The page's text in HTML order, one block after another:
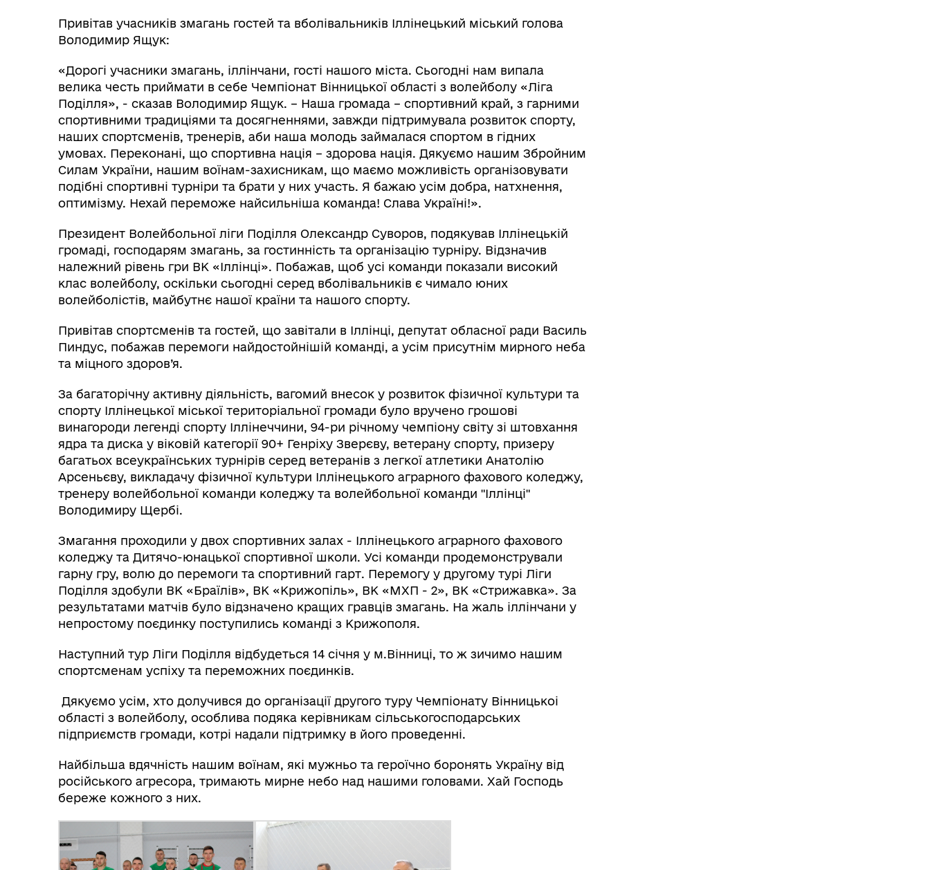
Привітав учасників змагань гостей та вболівальників Іллінецький міський голова
Володимир Ящук:
«Дорогі учасники змагань, іллінчани, гості нашого міста. Сьогодні нам випала
велика честь приймати в себе Чемпіонат Вінницької області з волейболу «Ліга
Поділля», - сказав Володимир Ящук. – Наша громада – спортивний край, з гарними
спортивними традиціями та досягненнями, завжди підтримувала розвиток спорту,
наших спортсменів, тренерів, аби наша молодь займалася спортом в гідних
умовах. Переконані, що спортивна нація – здорова нація. Дякуємо нашим Збройним
Силам України, нашим воїнам-захисникам, що маємо можливість організовувати
подібні спортивні турніри та брати у них участь. Я бажаю усім добра, натхнення,
оптимізму. Нехай переможе найсильніша команда! Слава Україні!».
Президент Волейбольної ліги Поділля Олександр Суворов, подякував Іллінецькій
громаді, господарям змагань, за гостинність та організацію турніру. Відзначив
належний рівень гри ВК «Іллінці». Побажав, щоб усі команди показали високий
клас волейболу, оскільки сьогодні серед вболівальників є чимало юних
волейболістів, майбутнє нашої країни та нашого спорту.
Привітав спортсменів та гостей, що завітали в Іллінці, депутат обласної ради Василь
Пиндус, побажав перемоги найдостойнішій команді, а усім присутнім мирного неба
та міцного здоров’я.
За багаторічну активну діяльність, вагомий внесок у розвиток фізичної культури та
спорту Іллінецької міської територіальної громади було вручено грошові
винагороди легенді спорту Іллінеччини, 94-ри річному чемпіону світу зі штовхання
ядра та диска у віковій категорії 90+ Генріху Зверєву, ветерану спорту, призеру
багатьох всеукраїнських турнірів серед ветеранів з легкої атлетики Анатолію
Арсеньєву, викладачу фізичної культури Іллінецького аграрного фахового коледжу,
тренеру волейбольної команди коледжу та волейбольної команди "Іллінці"
Володимиру Щербі.
Змагання проходили у двох спортивних залах - Іллінецького аграрного фахового
коледжу та Дитячо-юнацької спортивної школи. Усі команди продемонстрували
гарну гру, волю до перемоги та спортивний гарт. Перемогу у другому турі Ліги
Поділля здобули ВК «Браїлів», ВК «Крижопіль», ВК «МХП - 2», ВК «Стрижавка». За
результатами матчів було відзначено кращих гравців змагань. На жаль іллінчани у
непростому поєдинку поступились команді з Крижополя.
Наступний тур Ліги Поділля відбудеться 14 січня у м.Вінниці, то ж зичимо нашим
спортсменам успіху та переможних поєдинків.
Дякуємо усім, хто долучився до організації другого туру Чемпіонату Вінницькоі
області з волейболу, особлива подяка керівникам сільськогосподарських
підприємств громади, котрі надали підтримку в його проведенні.
Найбільша вдячність нашим воїнам, які мужньо та героїчно боронять Україну від
російського агресора, тримають мирне небо над нашими головами. Хай Господь
береже кожного з них.